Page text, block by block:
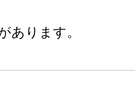
あります。